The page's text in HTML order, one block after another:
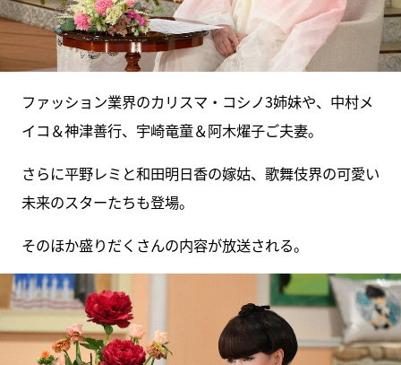
ファッション業界のカリスマ・コシノ3姉妹や、中村メ
イコ＆神津善行、宇崎竜童＆阿木燿子ご夫妻。
さらに平野レミと和田明日香の嫁姑、歌舞伎界の可愛い
未来のスターたちも登場。
そのほか盛りだくさんの内容が放送される。